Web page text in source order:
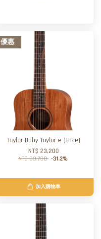
優惠
Taylor Baby Taylor-e (BT2e)
NT$ 23,200
NT$ 33,700 -31.2%
加入購物車